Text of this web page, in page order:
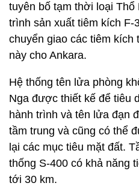
tuyên bố tạm thời loại
trình sản xuất tiêm kích F-
chuyển giao các tiêm kích
này cho Ankara.
Hệ thống tên lửa phòng
Nga được thiết kế để tiêu
hành trình và tên lửa đạn
tầm trung và cũng có thể
lại các mục tiêu mặt đất.
thống S-400 có khả năng
tới 30 km.